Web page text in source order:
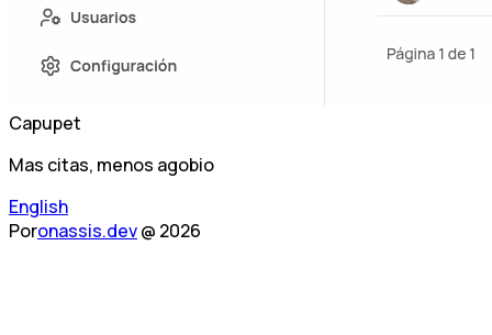
Capupet
Mas citas, menos agobio
English
Poronassis.dev@ 2026